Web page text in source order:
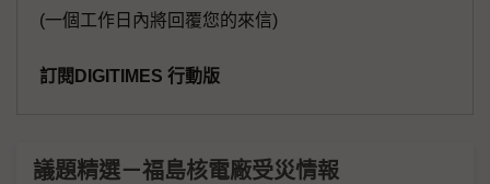
(一個工作日內將回覆您的來信)
訂閱DIGITIMES 行動版
議題精選－福島核電廠受災情報